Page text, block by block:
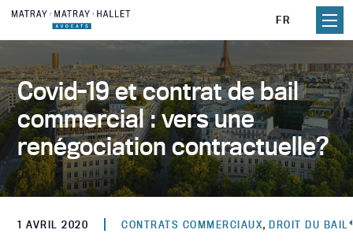
Aller
FR
Covid-19 et contrat de bail
commercial : vers une
renégociation contractuelle?
1 AVRIL 2020 CONTRATS COMMERCIAUX,DROIT DU BAIL